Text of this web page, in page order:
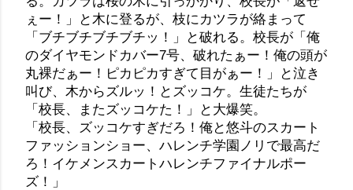
ぇー！」と木に登るが、枝にカツラが絡まって
「ブチブチブチブチッ！」と破れる。校長が「俺
のダイヤモンドカバー7号、破れたぁー！俺の頭が
丸裸だぁー！ピカピカすぎて目がぁー！」と泣き
叫び、木からズルッ！とズッコケ。生徒たちが
「校長、またズッコケた！」と大爆笑。
「校長、ズッコケすぎだろ！俺と悠斗のスカート
ファッションショー、ハレンチ学園ノリで最高だ
ろ！イケメンスカートハレンチファイナルポー
ズ！」